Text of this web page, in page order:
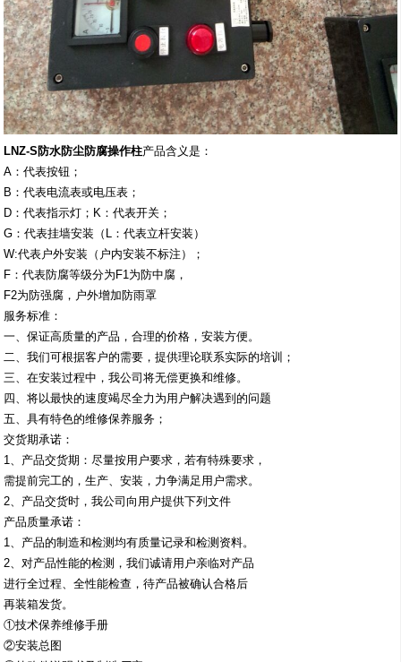
LNZ-S防水防尘防腐操作柱产品含义是：
A：代表按钮；
B：代表电流表或电压表；
D：代表指示灯；K：代表开关；
G：代表挂墙安装（L：代表立杆安装）
W:代表户外安装（户内安装不标注）；
F：代表防腐等级分为F1为防中腐，
F2为防强腐，户外增加防雨罩
服务标准：
一、保证高质量的产品，合理的价格，安装方便。
二、我们可根据客户的需要，提供理论联系实际的培训；
三、在安装过程中，我公司将无偿更换和维修。
四、将以最快的速度竭尽全力为用户解决遇到的问题
五、具有特色的维修保养服务；
交货期承诺：
1、产品交货期：尽量按用户要求，若有特殊要求，
需提前完工的，生产、安装，力争满足用户需求。
2、产品交货时，我公司向用户提供下列文件
产品质量承诺：
1、产品的制造和检测均有质量记录和检测资料。
2、对产品性能的检测，我们诚请用户亲临对产品
进行全过程、全性能检查，待产品被确认合格后
再装箱发货。
①技术保养维修手册
②安装总图